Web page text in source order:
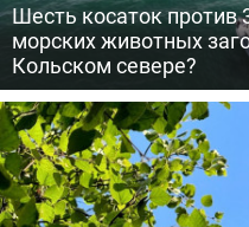
Шесть косаток против
морских животных
Кольском севере?